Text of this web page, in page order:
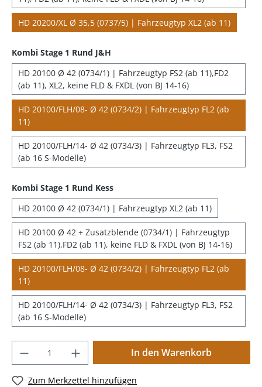
HD 20200/XL Ø 35,5 (0737/5) | Fahrzeugtyp XL2 (ab 11)
Kombi Stage 1 Rund J&H
HD 20100 Ø 42 (0734/1) | Fahrzeugtyp FS2 (ab 11),FD2
(ab 11), XL2, keine FLD & FXDL (von BJ 14-16)
HD 20100/FLH/08- Ø 42 (0734/2) | Fahrzeugtyp FL2 (ab
11)
HD 20100/FLH/14- Ø 42 (0734/3) | Fahrzeugtyp FL3, FS2
(ab 16 S-Modelle)
Kombi Stage 1 Rund Kess
HD 20100 Ø 42 (0734/1) | Fahrzeugtyp XL2 (ab 11)
HD 20100 Ø 42 + Zusatzblende (0734/1) | Fahrzeugtyp
FS2 (ab 11),FD2 (ab 11), keine FLD & FXDL (von BJ 14-16)
HD 20100/FLH/08- Ø 42 (0734/2) | Fahrzeugtyp FL2 (ab
11)
HD 20100/FLH/14- Ø 42 (0734/3) | Fahrzeugtyp FL3, FS2
(ab 16 S-Modelle)
In den Warenkorb
Zum Merkzettel hinzufügen